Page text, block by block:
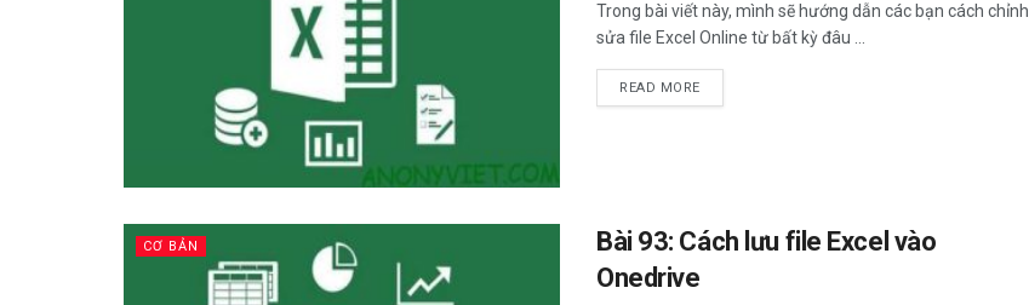
Trong bài viết này, mình sẽ hướng dẫn các bạn cách chỉnh
sửa file Excel Online từ bất kỳ đâu ...
READ MOREDETAILS
CƠ BẢN
Bài 93: Cách lưu file Excel vào
Onedrive